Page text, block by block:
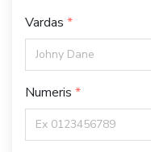
Vardas
Numeris